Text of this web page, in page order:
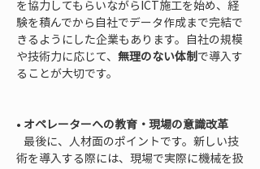
を協力してもらいながらICT施工を始め、経
験を積んでから自社でデータ作成まで完結で
きるようにした企業もあります。自社の規模
や技術力に応じて、 無理のない体制で導入す
ることが大切です。
• オペレーターへの教育・現場の意識改革
術を導入する際には、現場で実際に機械を扱